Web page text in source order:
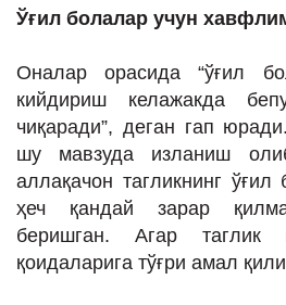
Ўғил болалар учун х
Оналар орасида “ўғил
кийдириш келажакда
чиқаради”, деган гап
шу мавзуда изланиш
аллақачон тагликнинг ўғил
ҳеч қандай зарар
беришган. Агар таглик
қоидаларига тўғри амал